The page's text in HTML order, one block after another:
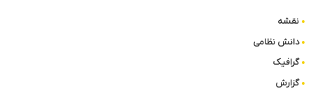
نقشه
دانش نظامی
گرافیک
گزارش